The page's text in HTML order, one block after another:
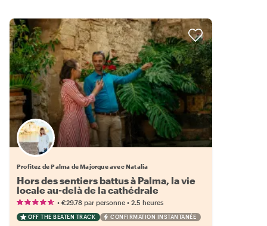
Profitez de Palma de Majorque avec Natalia
Hors des sentiers battus à Palma, la vie
locale au-delà de la cathédrale
• €29.78 par personne • 2.5 heures
OFF THE BEATEN TRACK CONFIRMATION INSTANTANÉE